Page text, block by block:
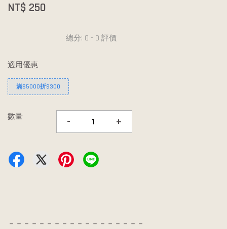
NT$ 250
總分: 0 - 0 評價
適用優惠
滿$5000折$300
數量 - +
－－－－－－－－－－－－－－－－－－